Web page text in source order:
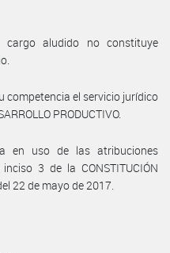
aludido no constituye
competencia el servicio jurídico
PRODUCTIVO.
en uso de las atribuciones
3 de la CONSTITUCIÓN
22 de mayo de 2017.